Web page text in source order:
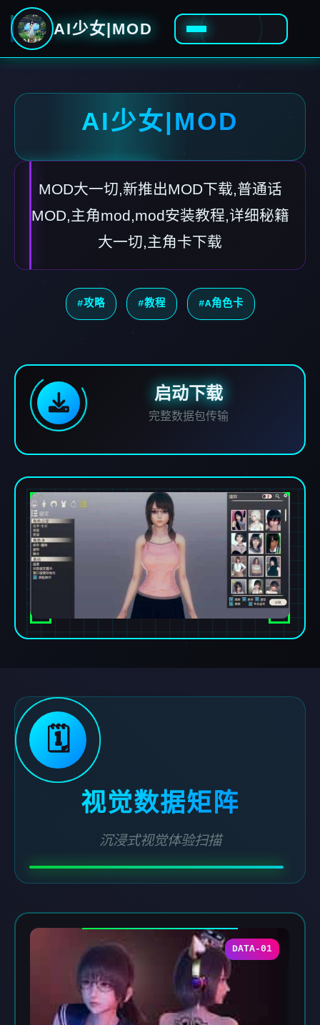
AI少女|MOD
AI少女|MOD
MOD大一切,新推出MOD下载,普通话
MOD,主角mod,mod安装教程,详细秘籍
大一切,主角卡下载
#攻略 #教程 #A角色卡
启动下载
完整数据包传输
🗓️
视觉数据矩阵
沉浸式视觉体验扫描
DATA-01